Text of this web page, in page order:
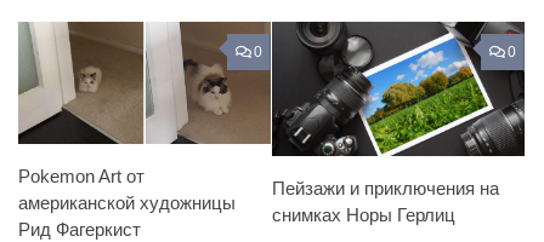
0
Pokemon Art от
американской художницы
Рид Фагеркист
0
Пейзажи и приключения на
снимках Норы Герлиц